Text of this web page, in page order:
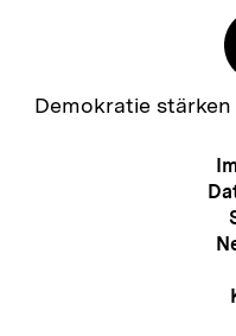
Zur
Demokratie stärken